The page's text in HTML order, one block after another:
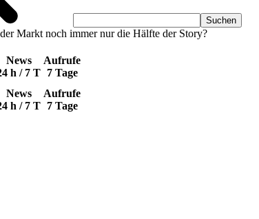
Markt noch immer nur die Hälfte der Story?
News
h / 7 T
Aufrufe
7 Tage
News
h / 7 T
Aufrufe
7 Tage